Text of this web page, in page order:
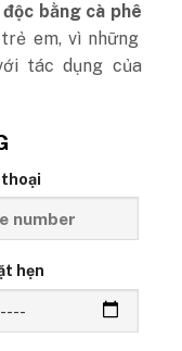
bằng cà phê
em, vì những
tác dụng của
thoại
hẹn